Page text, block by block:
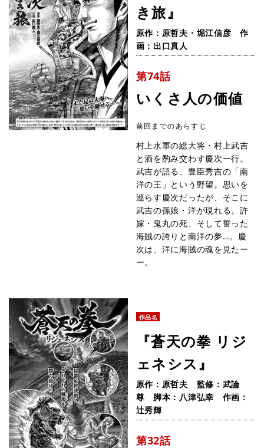
き旅』
原作：原哲夫・堀江信彦 作
画：出口真人
第74話
いくさ人の価値
前回までのあらすじ
村上水軍の総大将・村上武吉
と酒を酌み交わす慶次一行。
武吉が語る、豊臣秀吉の「南
洋の王」という野望。思いを
巡らす慶次だったが、そこに
武吉の孫娘・洋が現れる。許
嫁・鬼丸の死、そして誓った
海賊の誇りと南洋の夢…。慶
次は、洋に海賊の魂を見たー
ー。
作品名
『蒼天の拳 リジ
ェネシス』
原作：原哲夫 監修：武論
尊 脚本：八津弘幸 作画：
辻秀輝
第32話